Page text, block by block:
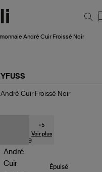
André Cuir Froissé Noir
Cuir Froissé Noir
+5
Voir plus
Épuisé